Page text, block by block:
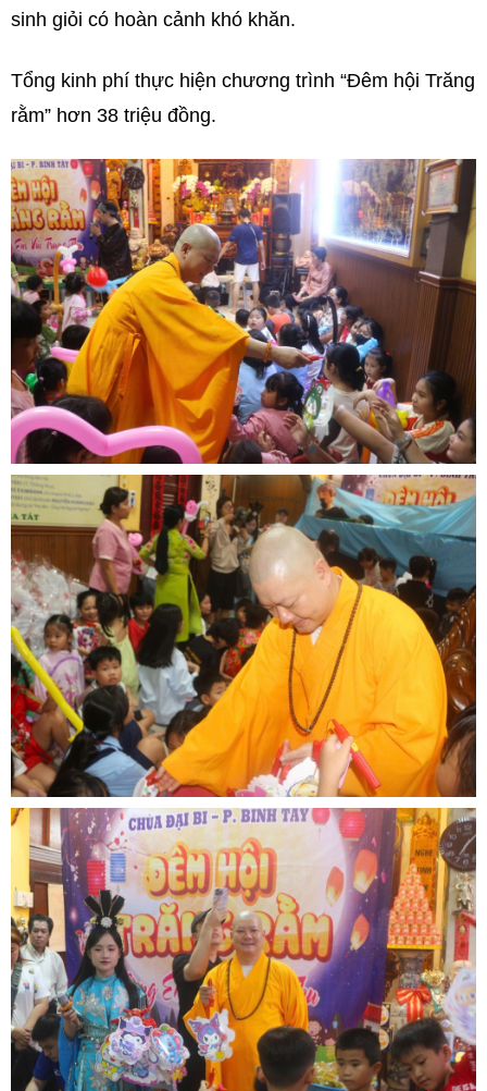
sinh giỏi có hoàn cảnh khó khăn.
Tổng kinh phí thực hiện chương trình “Đêm hội Trăng
rằm” hơn 38 triệu đồng.